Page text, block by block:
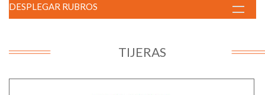
DESPLEGAR RUBROS
TIJERAS